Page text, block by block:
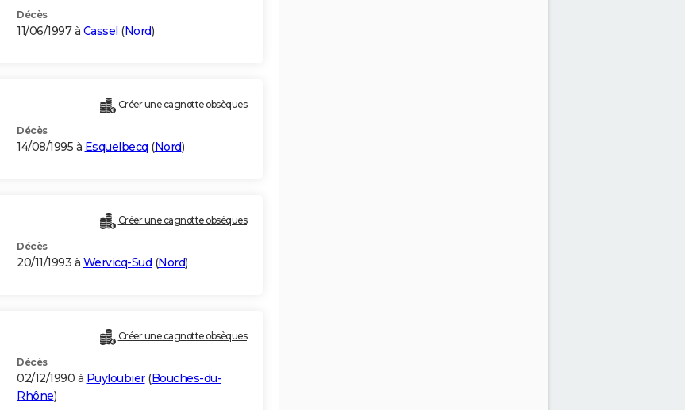
Décès
11/06/1997 à Cassel (Nord)
Créer une cagnotte obsèques
Décès
14/08/1995 à Esquelbecq (Nord)
Créer une cagnotte obsèques
Décès
20/11/1993 à Wervicq-Sud (Nord)
Créer une cagnotte obsèques
Décès
02/12/1990 à Puyloubier(Bouches-du-
Rhône)